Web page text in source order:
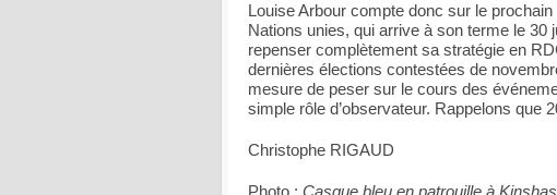
Louise Arbour compte donc sur le
Nations unies, qui arrive à son terme le
repenser complètement sa stratégie en
dernières élections contestées de
mesure de peser sur le cours des
simple rôle d’observateur. Rappelons que
Christophe RIGAUD
Photo : Casque bleu en patrouille à